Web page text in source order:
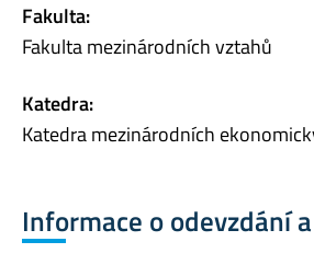
Fakulta:
Fakulta mezinárodních vztahů
Katedra:
Katedra mezinárodních
Informace o odevzdání